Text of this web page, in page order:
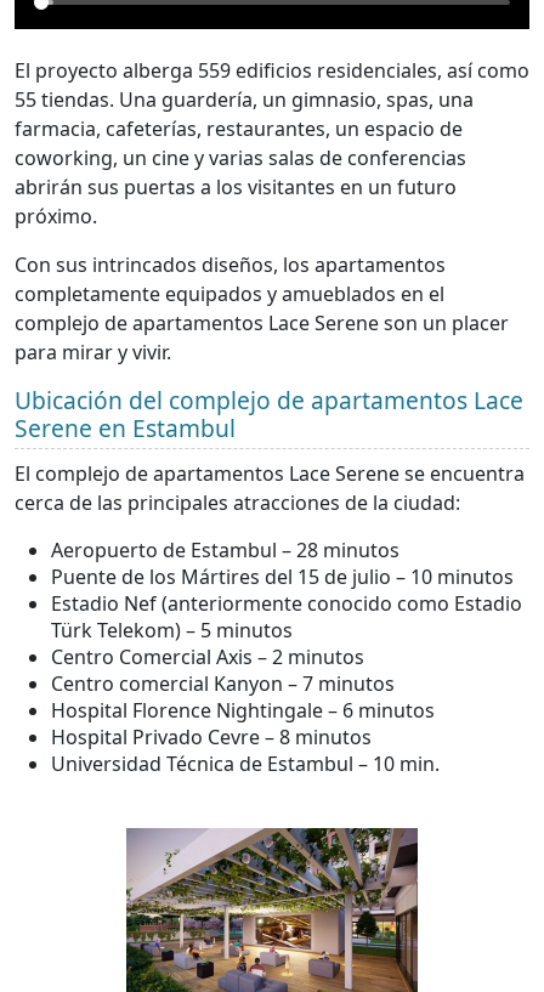
El proyecto alberga 559 edificios residenciales, así como
55 tiendas. Una guardería, un gimnasio, spas, una
farmacia, cafeterías, restaurantes, un espacio de
coworking, un cine y varias salas de conferencias
abrirán sus puertas a los visitantes en un futuro
próximo.
Con sus intrincados diseños, los apartamentos
completamente equipados y amueblados en el
complejo de apartamentos Lace Serene son un placer
para mirar y vivir.
Ubicación del complejo de apartamentos Lace
Serene en Estambul
El complejo de apartamentos Lace Serene se encuentra
cerca de las principales atracciones de la ciudad:
Aeropuerto de Estambul – 28 minutos
Puente de los Mártires del 15 de julio – 10 minutos
Estadio Nef (anteriormente conocido como Estadio
Türk Telekom) – 5 minutos
Centro Comercial Axis – 2 minutos
Centro comercial Kanyon – 7 minutos
Hospital Florence Nightingale – 6 minutos
Hospital Privado Cevre – 8 minutos
Universidad Técnica de Estambul – 10 min.